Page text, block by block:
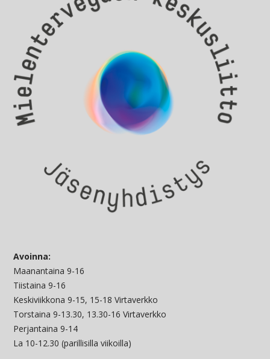
Avoinna:
Maanantaina 9-16
Tiistaina 9-16
Keskiviikkona 9-15, 15-18 Virtaverkko
Torstaina 9-13.30, 13.30-16 Virtaverkko
Perjantaina 9-14
La 10-12.30 (parillisilla viikoilla)